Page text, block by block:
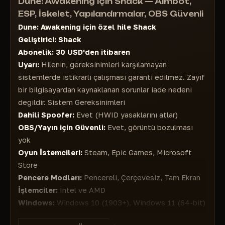
Görüş Alanı (FOV)
Kemik Seçimi
Nişan Alma Düğmesi
Maksimum Mesafe
Görünürlük Kontrolü
Maksimum Mesafe
GÖRSELLER – NPC'LER
İsim
Sağlık [2B Çubuk / Metin]
Mesafe
Çizgi
Kemik [2B / 3B]
İskelet
Görünürlük Kontrolü
Maksimum Mesafe
İsim
Sağlık [2B Çubuk / Metin]
Mesafe
Çizgi
Kemik [2B / 3B]
aracılığıyla Twitch veya diğer platformlara yayın
yapabilirsiniz
ESP, İskelet, Yapılandırmalar, OBS Güvenli
Dune: Awakening için özel hile Shack
Geliştirici: Shack
Abonelik: 30 USD'den itibaren
Uyarı: Hilenin, gereksinimleri karşılamayan
sistemlerde istikrarlı çalışması garanti edilmez. Zayıf
bir bilgisayardan kaynaklanan sorunlar iade nedeni
değildir. Sistem Gereksinimleri
Dahili Spoofer: Evet (HWID yasaklarını atlar)
OBS/Yayın için Güvenli: Evet, görüntü bozulması
yok
Oyun İstemcileri: Steam, Epic Games, Microsoft
Store
Pencere Modları: Pencereli, Çerçevesiz, Tam Ekran
İşlemciler: Intel ve AMD
Windows: Windows 10 (1903+), Windows 11 (64-bit)